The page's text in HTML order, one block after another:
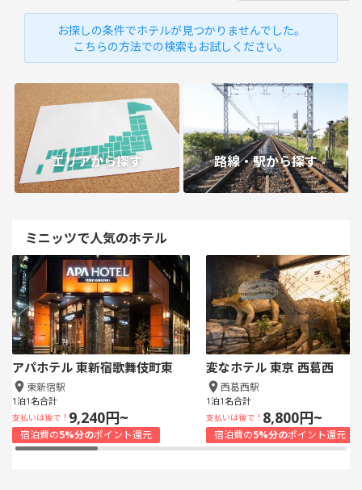
お探しの条件でホテルが見つかりませんでした。
こちらの方法での検索もお試しください。
エリアから探す 路線・駅から探す
ミニッツで人気のホテル
アパホテル 東新宿歌舞伎町東
東新宿駅
1泊1名合計
支払いは後で！ 9,240円~
宿泊費の5%分のポイント還元
変なホテル 東京 西葛西
西葛西駅
1泊1名合計
支払いは後で！ 8,800円~
宿泊費の5%分のポイント還元